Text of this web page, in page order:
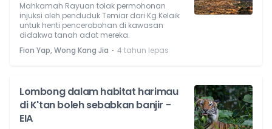
Mahkamah Rayuan tolak permohonan
injuksi oleh penduduk Temiar dari Kg Kelaik
untuk henti pencerobohan di kawasan
didakwa tanah adat mereka.
Fion Yap, Wong Kang Jia ⋅ 4 tahun lepas
Lombong dalam habitat harimau
di K'tan boleh sebabkan banjir -
EIA